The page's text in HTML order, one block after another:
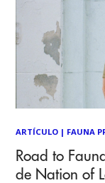
ARTÍCULO | FAUNA
Road to
de Nation of